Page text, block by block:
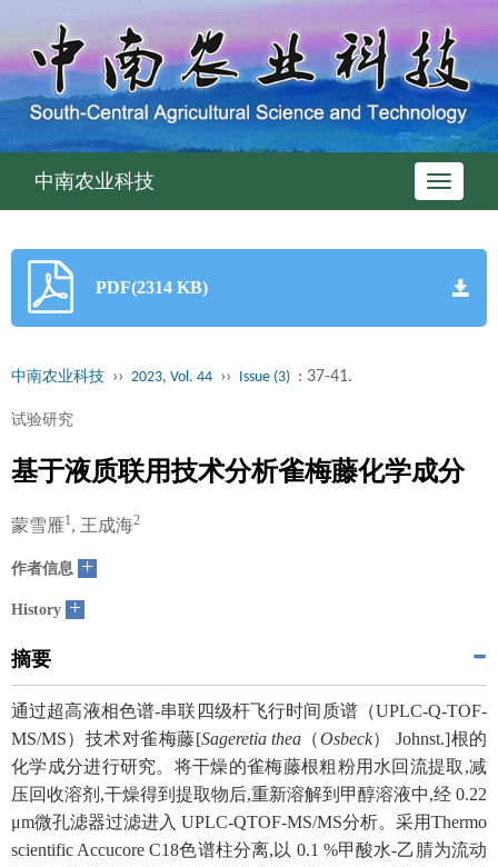
Toggle
中南农业科技
PDF(2314 KB)
中南农业科技 ›› 2023, Vol. 44 ›› Issue (3) : 37-41.
试验研究
基于液质联用技术分析雀梅藤化学成分
蒙雪雁1, 王成海2
作者信息 +
History +
摘要
通过超高液相色谱-串联四级杆飞行时间质谱（UPLC-Q-TOF-
MS/MS）技术对雀梅藤[Sageretia thea（Osbeck） Johnst.]根的
化学成分进行研究。将干燥的雀梅藤根粗粉用水回流提取,减
压回收溶剂,干燥得到提取物后,重新溶解到甲醇溶液中,经 0.22
μm微孔滤器过滤进入 UPLC-QTOF-MS/MS分析。采用Thermo
scientific Accucore C18色谱柱分离,以 0.1 %甲酸水-乙腈为流动